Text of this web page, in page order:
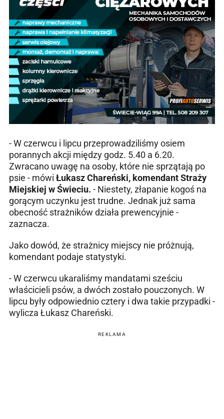
- W czerwcu i lipcu przeprowadziliśmy osiem
porannych akcji między godz. 5.40 a 6.20.
Zwracano uwagę na osoby, które nie sprzątają po
psie - mówi Łukasz Chareński, komendant Straży
Miejskiej w Świeciu. - Niestety, złapanie kogoś na
gorącym uczynku jest trudne. Jednak już sama
obecność strażników działa prewencyjnie -
zaznacza.
Jako dowód, że strażnicy miejscy nie próżnują,
komendant podaje statystyki.
- W czerwcu ukaraliśmy mandatami sześciu
właścicieli psów, a dwóch zostało pouczonych. W
lipcu były odpowiednio cztery i dwa takie przypadki -
wylicza Łukasz Chareński.
REKLAMA